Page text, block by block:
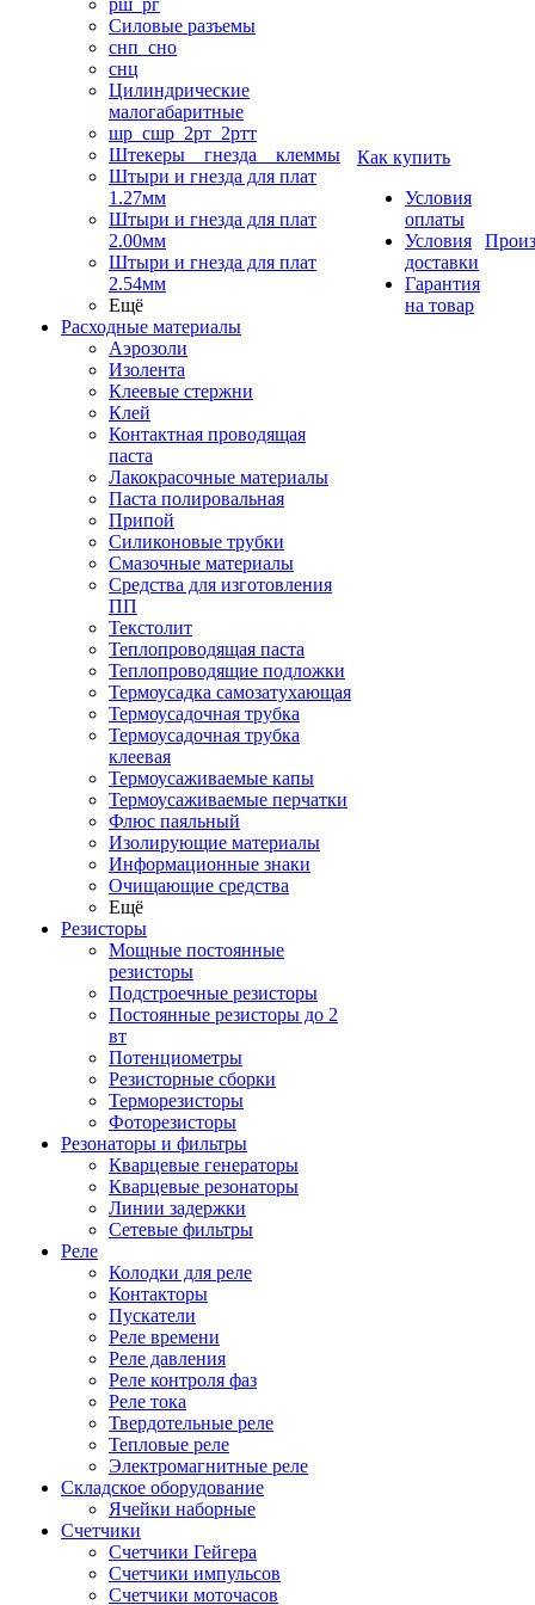
рш_рг
Силовые разъемы
снп_сно
снц
Цилиндрические
малогабаритные
шр_сшр_2рт_2ртт
Штекеры _ гнезда _ клеммы
Штыри и гнезда для плат
1.27мм
Штыри и гнезда для плат
2.00мм
Штыри и гнезда для плат
2.54мм
Ещё
Расходные материалы
Аэрозоли
Изолента
Клеевые стержни
Клей
Контактная проводящая
паста
Лакокрасочные материалы
Паста полировальная
Припой
Силиконовые трубки
Смазочные материалы
Средства для изготовления
ПП
Текстолит
Теплопроводящая паста
Теплопроводящие подложки
Термоусадка самозатухающая
Термоусадочная трубка
Термоусадочная трубка
клеевая
Термоусаживаемые капы
Термоусаживаемые перчатки
Флюс паяльный
Изолирующие материалы
Информационные знаки
Очищающие средства
Ещё
Резисторы
Мощные постоянные
резисторы
Подстроечные резисторы
Постоянные резисторы до 2
вт
Потенциометры
Резисторные сборки
Терморезисторы
Фоторезисторы
Резонаторы и фильтры
Кварцевые генераторы
Кварцевые резонаторы
Линии задержки
Сетевые фильтры
Реле
Колодки для реле
Контакторы
Пускатели
Реле времени
Реле давления
Реле контроля фаз
Реле тока
Твердотельные реле
Тепловые реле
Электромагнитные реле
Складское оборудование
Ячейки наборные
Счетчики
Счетчики Гейгера
Счетчики импульсов
Счетчики моточасов
Как купить
Условия
оплаты
Условия
доставки
Гарантия
на товар